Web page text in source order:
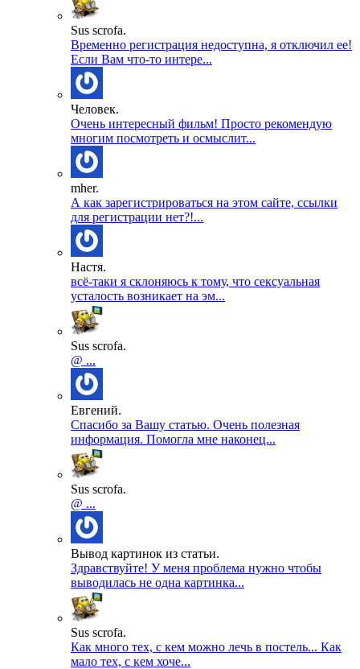
Sus scrofa.
Временно регистрация недоступна, я отключил ее!
Если Вам что-то интере...
Человек.
Очень интересный фильм! Просто рекомендую
многим посмотреть и осмыслит...
mher.
А как зарегистрироваться на этом сайте, ссылки
для регистрации нет?!...
Настя.
всё-таки я склоняюсь к тому, что сексуальная
усталость возникает на эм...
Sus scrofa.
@ ...
Евгений.
Спасибо за Вашу статью. Очень полезная
информация. Помогла мне наконец...
Sus scrofa.
@ ...
Вывод картинок из статьи.
Здравствуйте! У меня проблема нужно чтобы
выводилась не одна картинка...
Sus scrofa.
Как много тех, с кем можно лечь в постель... Как
мало тех, с кем хоче...